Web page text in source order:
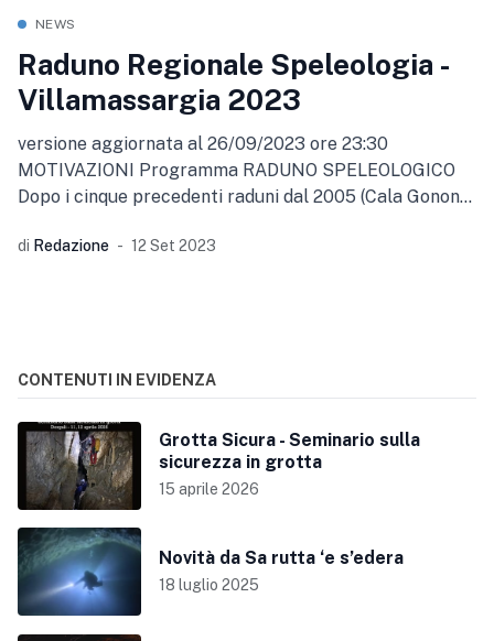
NEWS
Raduno Regionale Speleologia -
Villamassargia 2023
versione aggiornata al 26/09/2023 ore 23:30
MOTIVAZIONI Programma RADUNO SPELEOLOGICO
Dopo i cinque precedenti raduni dal 2005 (Cala Gonone
di Redazione 12 Set 2023
CONTENUTI IN EVIDENZA
Grotta Sicura - Seminario sulla
sicurezza in grotta
15 aprile 2026
Novità da Sa rutta ‘e s’edera
18 luglio 2025